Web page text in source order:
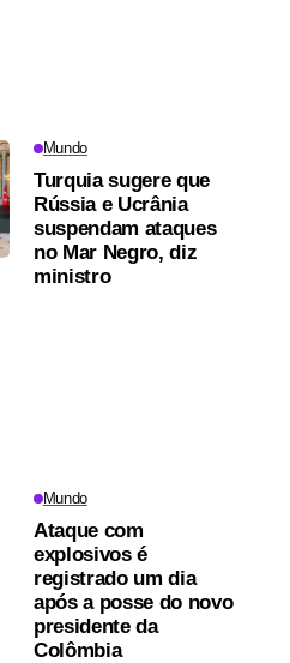
Mundo
Turquia sugere que
Rússia e Ucrânia
suspendam ataques
no Mar Negro, diz
ministro
Mundo
Ataque com
explosivos é
registrado um dia
após a posse do novo
presidente da
Colômbia